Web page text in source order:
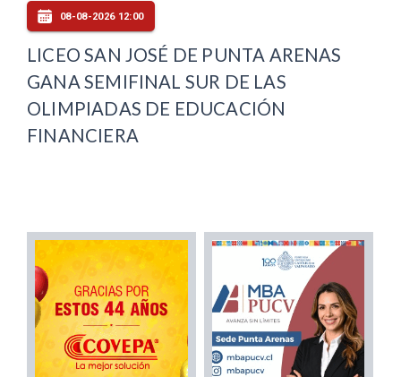
08-08-2026 12:00
LICEO SAN JOSÉ DE PUNTA ARENAS
GANA SEMIFINAL SUR DE LAS
OLIMPIADAS DE EDUCACIÓN
FINANCIERA